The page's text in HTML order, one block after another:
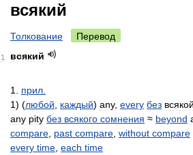
всякий
Толкование Перевод
1 всякий
1 прил
1) (любой каждый) any, every без всякой
any pity без всякого сомнения ≈ beyond
compare past compare without compare
every time each time